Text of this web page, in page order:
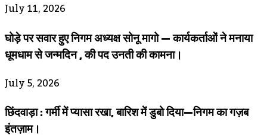
July 11, 2026
घोड़े पर सवार हुए निगम अध्यक्ष सोनू मागो — कार्यकर्ताओं ने मनाया
धूमधाम से जन्मदिन , की पद उनती की कामना।
July 5, 2026
छिंदवाड़ा : गर्मी में प्यासा रखा, बारिश में डुबो दिया—निगम का गज़ब
इंतज़ाम।